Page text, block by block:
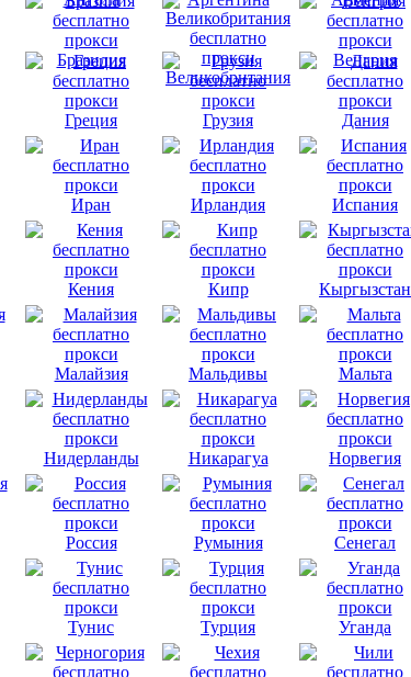
Бразилия
Великобритания
Венгрия
Греция Грузия Дания
Иран Ирландия Испания
Кения Кипр Кыргызстан
Малайзия Мальдивы Мальта
Нидерланды Никарагуа Норвегия
Россия Румыния Сенегал
Тунис Турция Уганда